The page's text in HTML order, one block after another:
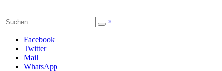
×
Facebook
Twitter
Mail
WhatsApp